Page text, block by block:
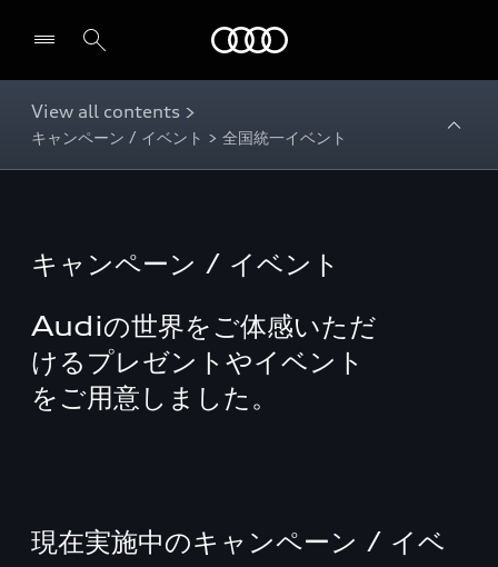
View all contents >
キャンペーン / イベント > 全国統一イベント
キャンペーン / イベント
Audiの世界をご体感いただ
けるプレゼントやイベント
をご用意しました。
現在実施中のキャンペーン / イベ